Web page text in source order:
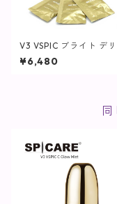
V3 VSPIC ブライト デリ
ー C / 30包(1袋2粒)【
E】
¥6,480